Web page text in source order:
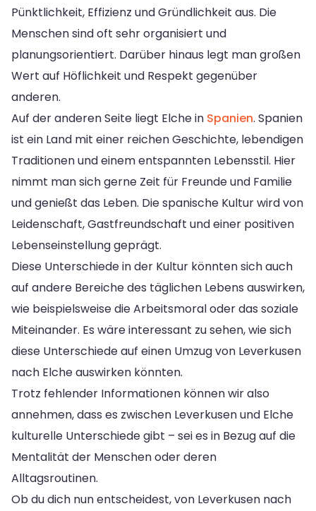
Pünktlichkeit, Effizienz und Gründlichkeit aus. Die
Menschen sind oft sehr organisiert und
planungsorientiert. Darüber hinaus legt man großen
Wert auf Höflichkeit und Respekt gegenüber
anderen.
Auf der anderen Seite liegt Elche in Spanien. Spanien
ist ein Land mit einer reichen Geschichte, lebendigen
Traditionen und einem entspannten Lebensstil. Hier
nimmt man sich gerne Zeit für Freunde und Familie
und genießt das Leben. Die spanische Kultur wird von
Leidenschaft, Gastfreundschaft und einer positiven
Lebenseinstellung geprägt.
Diese Unterschiede in der Kultur könnten sich auch
auf andere Bereiche des täglichen Lebens auswirken,
wie beispielsweise die Arbeitsmoral oder das soziale
Miteinander. Es wäre interessant zu sehen, wie sich
diese Unterschiede auf einen Umzug von Leverkusen
nach Elche auswirken könnten.
Trotz fehlender Informationen können wir also
annehmen, dass es zwischen Leverkusen und Elche
kulturelle Unterschiede gibt – sei es in Bezug auf die
Mentalität der Menschen oder deren
Alltagsroutinen.
Ob du dich nun entscheidest, von Leverkusen nach